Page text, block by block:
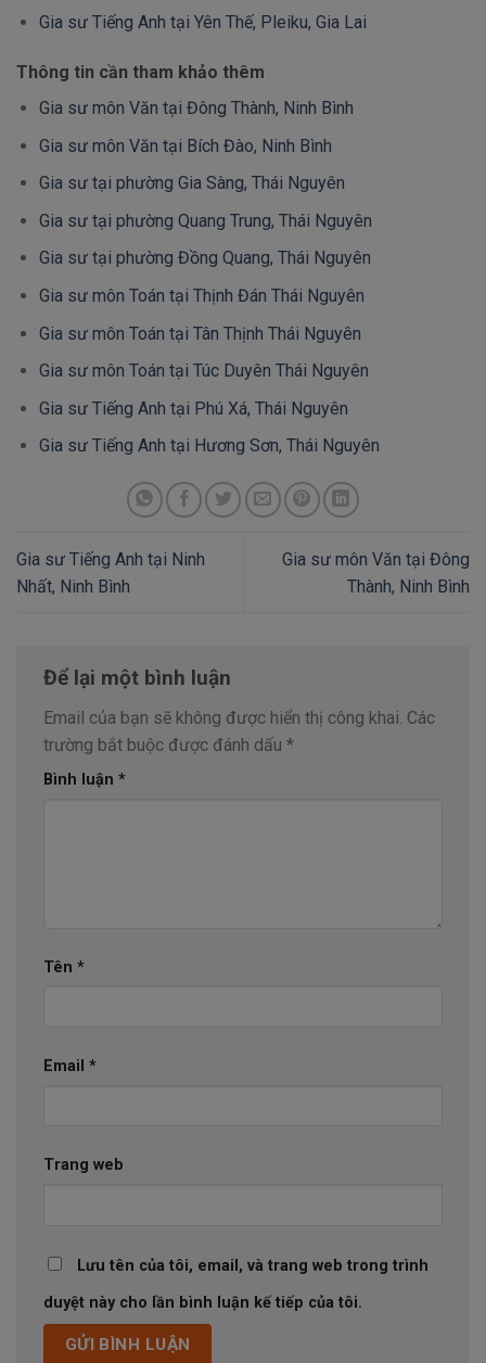
Gia sư Tiếng Anh tại Yên Thế, Pleiku, Gia Lai
Thông tin cần tham khảo thêm
Gia sư môn Văn tại Đông Thành, Ninh Bình
Gia sư môn Văn tại Bích Đào, Ninh Bình
Gia sư tại phường Gia Sàng, Thái Nguyên
Gia sư tại phường Quang Trung, Thái Nguyên
Gia sư tại phường Đồng Quang, Thái Nguyên
Gia sư môn Toán tại Thịnh Đán Thái Nguyên
Gia sư môn Toán tại Tân Thịnh Thái Nguyên
Gia sư môn Toán tại Túc Duyên Thái Nguyên
Gia sư Tiếng Anh tại Phú Xá, Thái Nguyên
Gia sư Tiếng Anh tại Hương Sơn, Thái Nguyên
Gia sư Tiếng Anh tại Ninh
Nhất, Ninh Bình
Gia sư môn Văn tại Đông
Thành, Ninh Bình
Để lại một bình luận
Email của bạn sẽ không được hiển thị công khai. Các
trường bắt buộc được đánh dấu *
Bình luận *
Tên *
Email *
Trang web
Lưu tên của tôi, email, và trang web trong trình
duyệt này cho lần bình luận kế tiếp của tôi.